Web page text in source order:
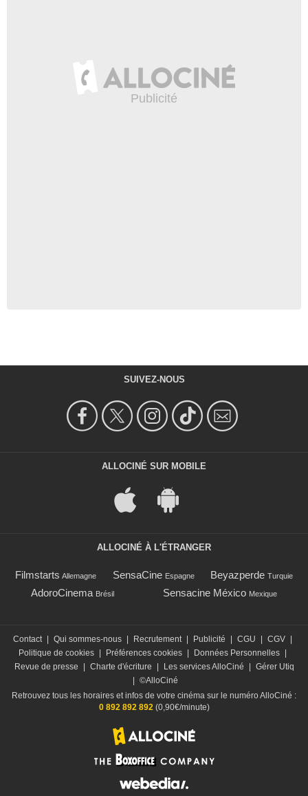
SUIVEZ-NOUS
ALLOCINÉ SUR MOBILE
ALLOCINÉ À L'ÉTRANGER
Filmstarts Allemagne SensaCine Espagne Beyazperde Turquie
AdoroCinema Brésil Sensacine México Mexique
Contact Qui sommes-nous Recrutement Publicité CGU CGV
Politique de cookies
Préférences cookies Données Personnelles
Revue de presse
Charte d'écriture Les services AlloCiné
Gérer Utiq
©AlloCiné
Retrouvez tous les horaires et infos de votre cinéma sur le numéro AlloCiné :
0 892 892 892(0,90€/minute)